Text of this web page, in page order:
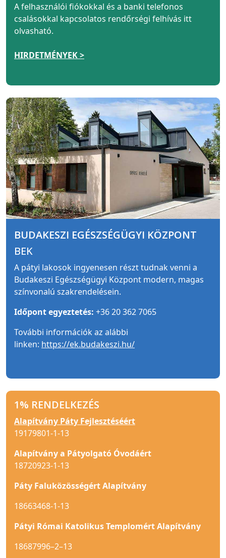
A felhasználói fiókokkal és a banki telefonos
csalásokkal kapcsolatos rendőrségi felhívás itt
olvasható.
HIRDETMÉNYEK >
BUDAKESZI EGÉSZSÉGÜGYI KÖZPONT
BEK
A pátyi lakosok ingyenesen részt tudnak venni a
Budakeszi Egészségügyi Központ modern, magas
színvonalú szakrendelésein.
Időpont egyeztetés: +36 20 362 7065
További információk az alábbi
linken: https://ek.budakeszi.hu/
1% RENDELKEZÉS
Alapítvány Páty Fejlesztéséért
19179801-1-13
Alapítvány a Pátyolgató Óvodáért
18720923-1-13
Páty Faluközösségért Alapítvány
18663468-1-13
Pátyi Római Katolikus Templomért Alapítvány
18687996–2–13